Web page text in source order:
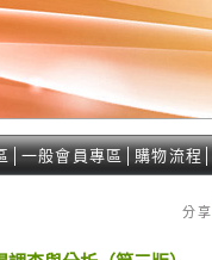
一般會員專區 購物流程
分享